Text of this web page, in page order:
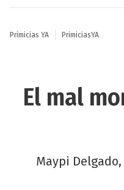
Primicias YA PrimiciasYA
El mal
Maypi